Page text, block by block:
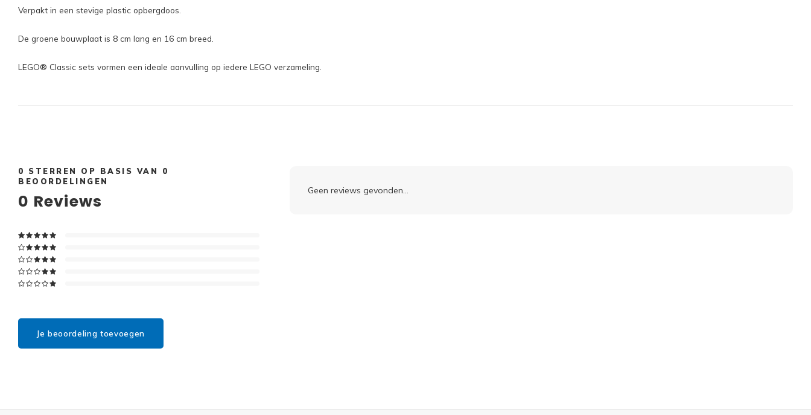
Verpakt in een stevige plastic opbergdoos.
De groene bouwplaat is 8 cm lang en 16 cm breed.
LEGO® Classic sets vormen een ideale aanvulling op iedere LEGO verzameling.
0 STERREN OP BASIS VAN 0
BEOORDELINGEN
0 Reviews
Je beoordeling toevoegen
Geen reviews gevonden...